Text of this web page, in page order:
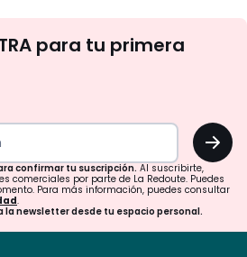
te
tu
para
confirmar
tu
suscripción.
para tu primera
OK
confirmar tu suscripción. Al suscribirte,
comerciales por parte de La Redoute. Puedes
Para más información, puedes consultar
.
la newsletter desde tu espacio personal.